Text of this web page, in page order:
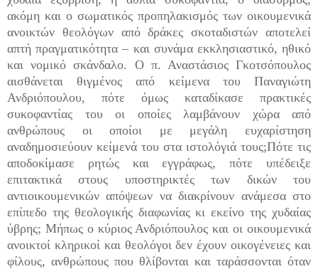
ακόμη και ο σωματικός προπηλακισμός των οικουμενικά
ανοικτών θεολόγων από δράκες σκοταδιστών αποτελεί
απτή πραγματικότητα – και συνάμα εκκλησιαστικό, ηθικό
και νομικό σκάνδαλο. Ο π. Αναστάσιος Γκοτσόπουλος
αισθάνεται θιγμένος από κείμενα του Παναγιώτη
Ανδριόπουλου, πότε όμως καταδίκασε πρακτικές
συκοφαντίας του οι οποίες λαμβάνουν χώρα από
ανθρώπους οι οποίοι με μεγάλη ευχαρίστηση
αναδημοσιεύουν κείμενά του στα ιστολόγιά τους;Πότε τις
αποδοκίμασε ρητώς και εγγράφως, πότε υπέδειξε
επιτακτικά στους υποστηρικτές των δικών του
αντιοικουμενικών απόψεων να διακρίνουν ανάμεσα στο
επίπεδο της θεολογικής διαφωνίας κι εκείνο της χυδαίας
ύβρης; Μήπως ο κύριος Ανδριόπουλος και οι οικουμενικά
ανοικτοί κληρικοί και θεολόγοι δεν έχουν οικογένειες και
φίλους, ανθρώπους που θλίβονται και ταράσσονται όταν